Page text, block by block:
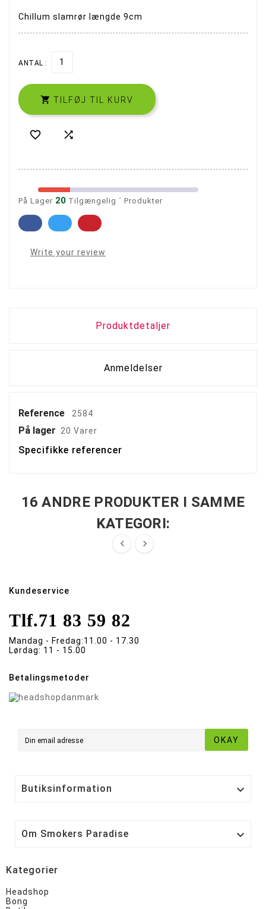
Chillum slamrør længde 9cm
ANTAL :
 TILFØJ TIL KURV
 
På Lager 20 Tilgængelig ´ Produkter
Write your review
Produktdetaljer
Anmeldelser
Reference 2584
På lager 20 Varer
Specifikke referencer
16 ANDRE PRODUKTER I SAMME
KATEGORI:
 
Kundeservice
Tlf.71 83 59 82
Mandag - Fredag:11.00 - 17.30
Lørdag: 11 - 15.00
Betalingsmetoder
OKAY
Butiksinformation 
Om Smokers Paradise 
Kategorier
Headshop
Bong